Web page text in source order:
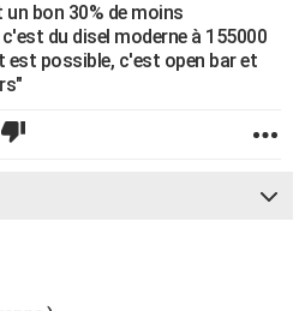
bon 30% de moins
du disel moderne à 155000
possible, c'est open bar et